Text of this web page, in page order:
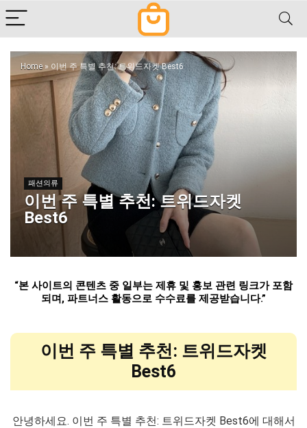
Home » 이번 주 특별 추천: 트위드자켓 Best6
패션의류
이번 주 특별 추천: 트위드자켓
Best6
“본 사이트의 콘텐츠 중 일부는 제휴 및 홍보 관련 링크가 포함
되며, 파트너스 활동으로 수수료를 제공받습니다.”
이번 주 특별 추천: 트위드자켓
Best6
안녕하세요. 이번 주 특별 추천: 트위드자켓 Best6에 대해서